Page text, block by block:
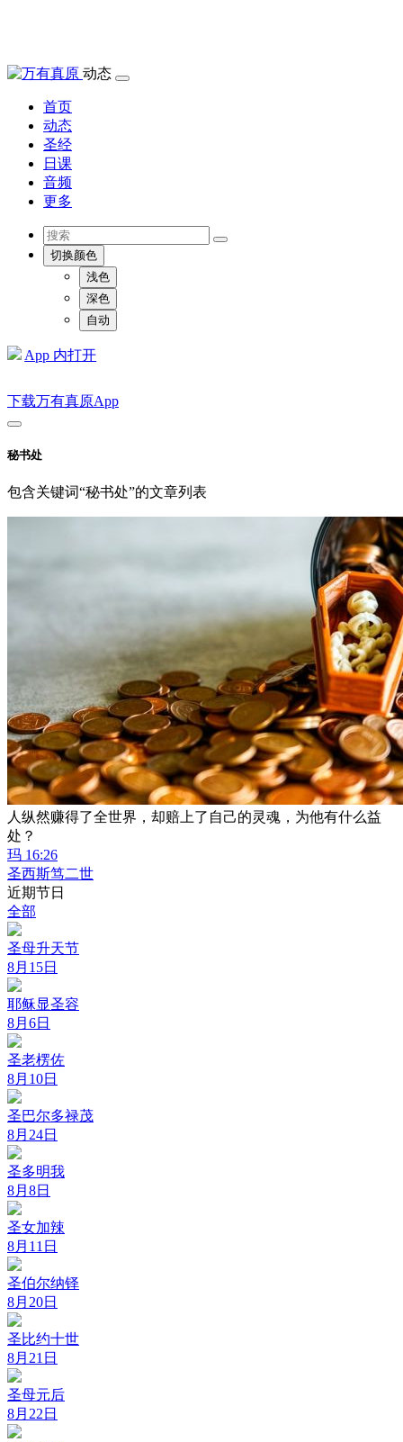
动态
首页
动态
圣经
日课
音频
更多
切换颜色
浅色
深色
自动
App 内打开
下载万有真原App
秘书处
包含关键词“秘书处”的文章列表
人纵然赚得了全世界，却赔上了自己的灵魂，为他有什么益
处？
玛 16:26
圣西斯笃二世
近期节日
全部
圣母升天节
8月15日
耶稣显圣容
8月6日
圣老楞佐
8月10日
圣巴尔多禄茂
8月24日
圣多明我
8月8日
圣女加辣
8月11日
圣伯尔纳铎
8月20日
圣比约十世
8月21日
圣母元后
8月22日